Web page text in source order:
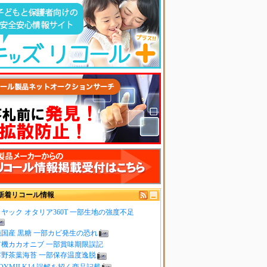
着リコール情報
ック オタリア360T 一部生地の強度不足
産 黒糖 一部カビ発生の恐れ
カカオニブ 一部賞味期限誤記
茶葉海苔 一部保存温度逸脱